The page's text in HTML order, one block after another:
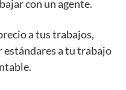
con un agente.
a tus trabajos,
estándares a tu trabajo